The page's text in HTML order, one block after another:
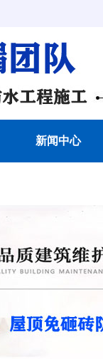
新闻中心